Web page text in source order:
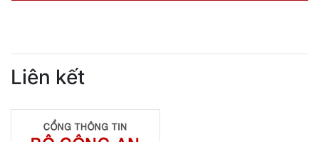
Liên kết